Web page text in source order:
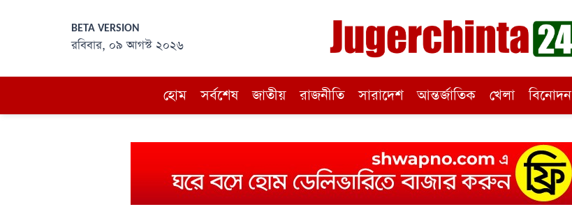
BETA VERSION
রবিবার, ০৯ আগস্ট ২০২৬
হোম সর্বশেষ জাতীয় রাজনীতি সারাদেশ আন্তর্জাতিক খেলা বিনোদন